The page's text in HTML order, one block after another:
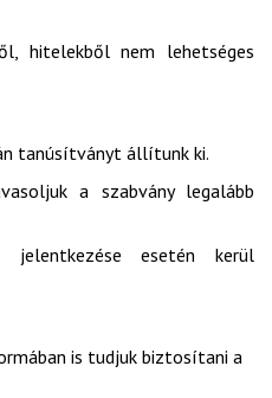
hitelekből nem lehetséges
tanúsítványt állítunk ki.
a szabvány legalább
esetén kerül
is tudjuk biztosítani a